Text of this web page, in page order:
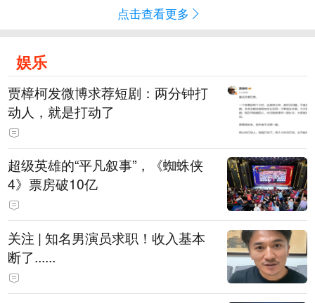
点击查看更多
娱乐
贾樟柯发微博求荐短剧：两分钟打
动人，就是打动了
超级英雄的“平凡叙事”，《蜘蛛侠
4》票房破10亿
关注 | 知名男演员求职！收入基本
断了......